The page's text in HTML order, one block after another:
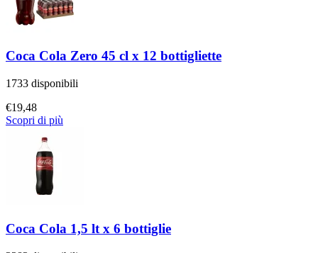
Coca Cola Zero 45 cl x 12 bottigliette
1733 disponibili
€19,48
Scopri di più
Coca Cola 1,5 lt x 6 bottiglie